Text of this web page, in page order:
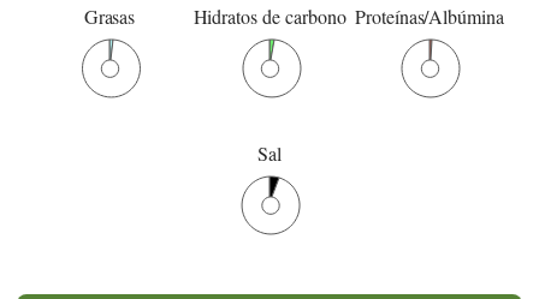
Grasas
Hidratos de carbono Proteínas/Albúmina
Sal